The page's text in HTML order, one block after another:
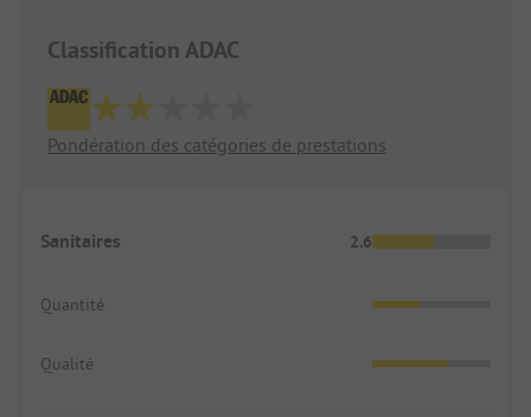
Classification ADAC
Pondération des catégories de prestations
Sanitaires 2.6
Quantité
Qualité